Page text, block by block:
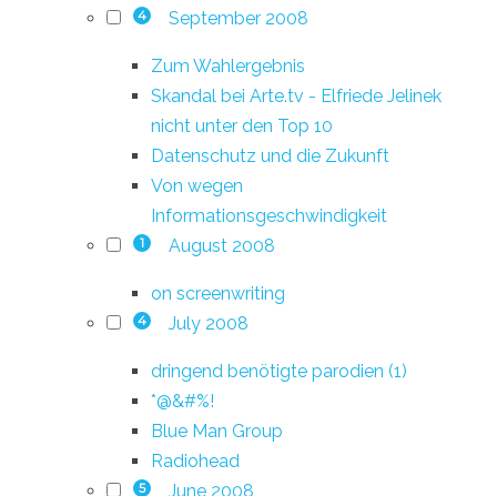
4 September 2008
Zum Wahlergebnis
Skandal bei Arte.tv - Elfriede Jelinek
nicht unter den Top 10
Datenschutz und die Zukunft
Von wegen
Informationsgeschwindigkeit
1 August 2008
on screenwriting
4 July 2008
dringend benötigte parodien (1)
*@&#%!
Blue Man Group
Radiohead
5 June 2008